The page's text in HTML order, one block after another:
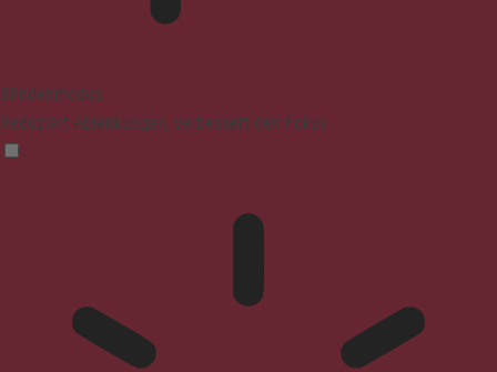
Blindenmodus
Reduziert Ablenkungen, verbessert den Fokus